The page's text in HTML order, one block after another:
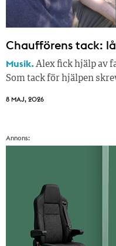
Chaufförens tack:
Musik.Alex fick hjälp av
Som tack för hjälpen
8 MAJ, 2026
Annons: